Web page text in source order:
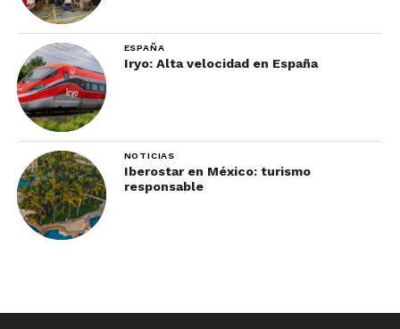
ESPAÑA
Iryo: Alta velocidad en España
NOTICIAS
Iberostar en México: turismo
responsable